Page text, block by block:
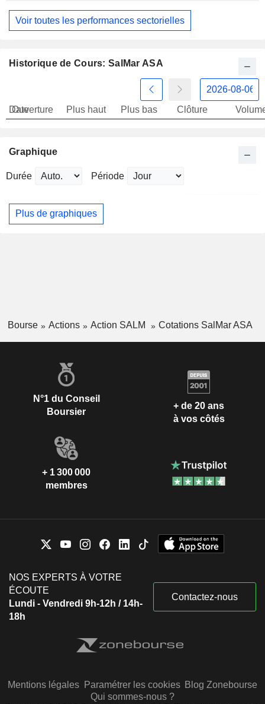
Voir toutes les performances sectorielles
Historique de Cours: SalMar ASA
Date
Ouverture Plus haut Plus bas Clôture
Graphique
Durée Période
Plus de graphiques
Bourse Actions Action SALM Cotations SalMar ASA
N°1 du Conseil
Boursier
+ de 20 ans
à vos côtés
+ 1 300 000
membres
NOS EXPERTS À VOTRE
ÉCOUTE
Lundi - Vendredi 9h-12h / 14h-
18h
Contactez-nous
Mentions légales Paramétrer les cookies Blog Zonebourse
Qui sommes-nous ?